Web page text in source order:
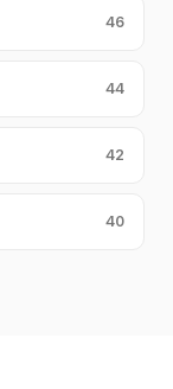
46
44
42
40